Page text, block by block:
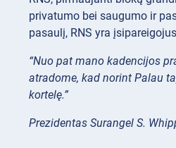
privatumo bei saugumo ir
pasaulį, RNS yra
“Nuo pat mano kadencijos
atradome, kad norint Palau
kortelę.”
Prezidentas Surangel S.